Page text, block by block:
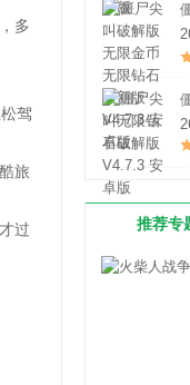
多
驾
旅
过
推荐专